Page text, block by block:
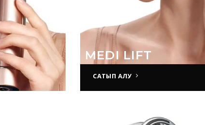
MEDI LIFT
САТЫП АЛУ